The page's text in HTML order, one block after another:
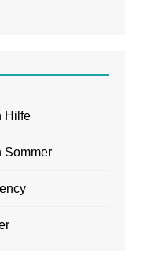
Hilfe
Sommer